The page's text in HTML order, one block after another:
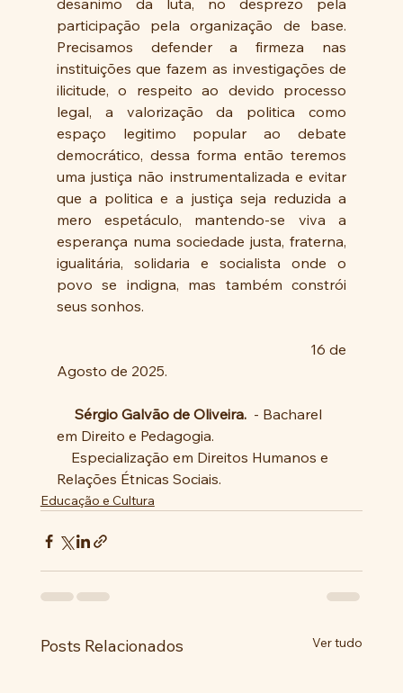
desanimo da luta, no desprezo pela
participação pela organização de base.
Precisamos defender a firmeza nas
instituições que fazem as investigações de
ilicitude, o respeito ao devido processo
legal, a valorização da politica como
espaço legitimo popular ao debate
democrático, dessa forma então teremos
uma justiça não instrumentalizada e evitar
que a politica e a justiça seja reduzida a
mero espetáculo, mantendo-se viva a
esperança numa sociedade justa, fraterna,
igualitária, solidaria e socialista onde o
povo se indigna, mas também constrói
seus sonhos.
16 de
Agosto de 2025.
Sérgio Galvão de Oliveira. - Bacharel
em Direito e Pedagogia.
Especialização em Direitos Humanos e
Relações Étnicas Sociais.
Educação e Cultura
Posts Relacionados Ver tudo